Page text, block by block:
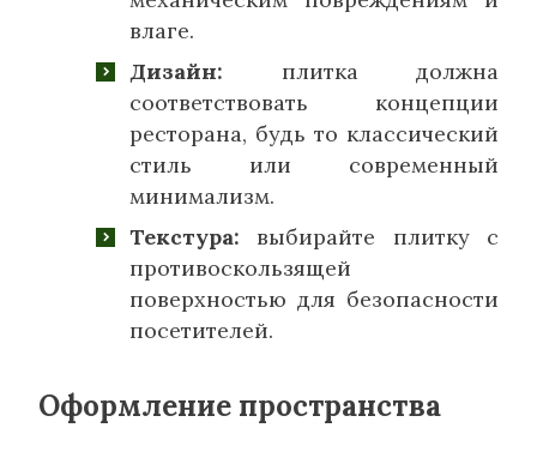
влаге.
Дизайн: плитка должна
соответствовать концепции
ресторана, будь то классический
стиль или современный
минимализм.
Текстура: выбирайте плитку с
противоскользящей
поверхностью для безопасности
посетителей.
Оформление пространства